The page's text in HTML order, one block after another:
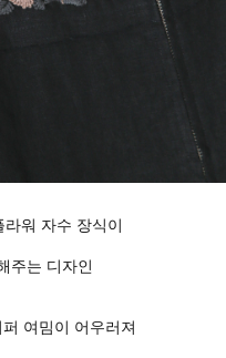
워 자수 장식이
주는 디자인
여밈이 어우러져